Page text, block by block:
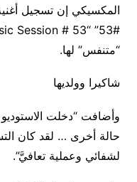
المكسيكي إن تسجيل
“متنفس” لها.
شاكيرا وولديها
وأضافت “دخلت
حالة أخرى … لقد كان
لشفائي وعملية تعافيَّ”.